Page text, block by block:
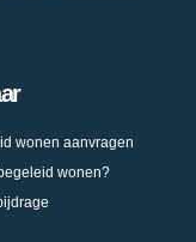
wonen aanvragen
wonen?